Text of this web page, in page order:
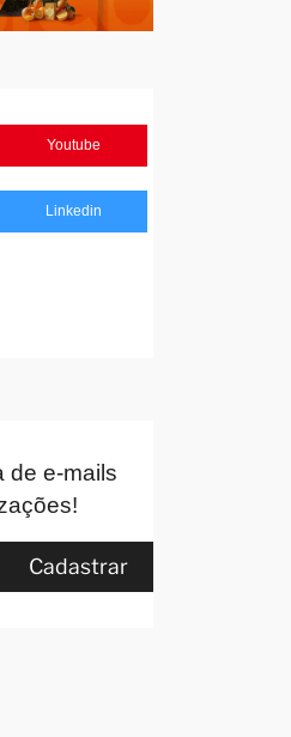
Youtube
Linkedin
de e-mails
Cadastrar